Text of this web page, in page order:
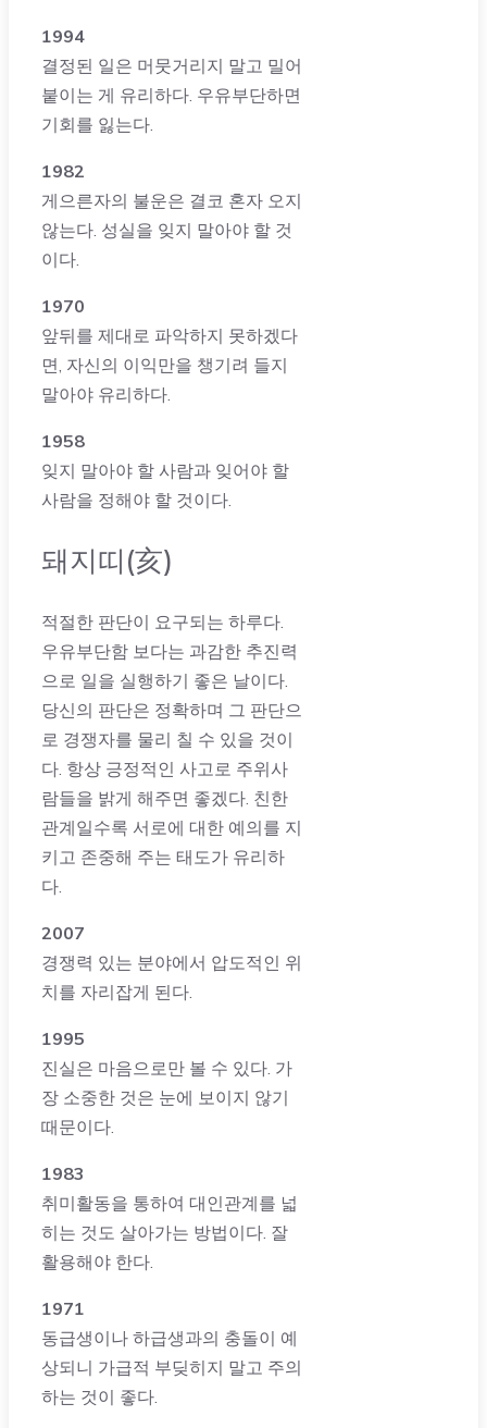
1994
결정된 일은 머뭇거리지 말고 밀어
붙이는 게 유리하다. 우유부단하면
기회를 잃는다.
1982
게으른자의 불운은 결코 혼자 오지
않는다. 성실을 잊지 말아야 할 것
이다.
1970
앞뒤를 제대로 파악하지 못하겠다
면, 자신의 이익만을 챙기려 들지
말아야 유리하다.
1958
잊지 말아야 할 사람과 잊어야 할
사람을 정해야 할 것이다.
돼지띠(亥)
적절한 판단이 요구되는 하루다.
우유부단함 보다는 과감한 추진력
으로 일을 실행하기 좋은 날이다.
당신의 판단은 정확하며 그 판단으
로 경쟁자를 물리 칠 수 있을 것이
다. 항상 긍정적인 사고로 주위사
람들을 밝게 해주면 좋겠다. 친한
관계일수록 서로에 대한 예의를 지
키고 존중해 주는 태도가 유리하
다.
2007
경쟁력 있는 분야에서 압도적인 위
치를 자리잡게 된다.
1995
진실은 마음으로만 볼 수 있다. 가
장 소중한 것은 눈에 보이지 않기
때문이다.
1983
취미활동을 통하여 대인관계를 넓
히는 것도 살아가는 방법이다. 잘
활용해야 한다.
1971
동급생이나 하급생과의 충돌이 예
상되니 가급적 부딪히지 말고 주의
하는 것이 좋다.